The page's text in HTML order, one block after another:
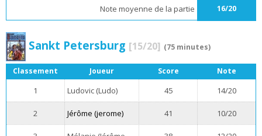
Note moyenne de la partie 16/20
Sankt Petersburg [15/20] (75 minutes)
Classement Joueur Score Note
1 Ludovic (Ludo) 45 14/20
2 Jérôme (jerome) 41 10/20